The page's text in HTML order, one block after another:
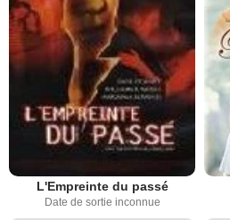
L'Empreinte du passé
Date de sortie inconnue